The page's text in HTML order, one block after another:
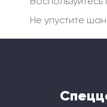
Не упустите